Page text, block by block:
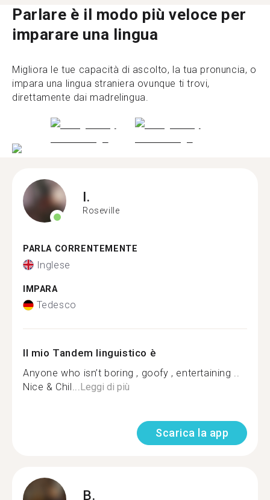
Parlare è il modo più veloce per
imparare una lingua
Migliora le tue capacità di ascolto, la tua pronuncia, o
impara una lingua straniera ovunque ti trovi,
direttamente dai madrelingua.
I.
Roseville
PARLA CORRENTEMENTE
Inglese
IMPARA
Tedesco
Il mio Tandem linguistico è
Anyone who isn’t boring , goofy , entertaining ..
Nice & Chil...Leggi di più
Scarica la app
B.